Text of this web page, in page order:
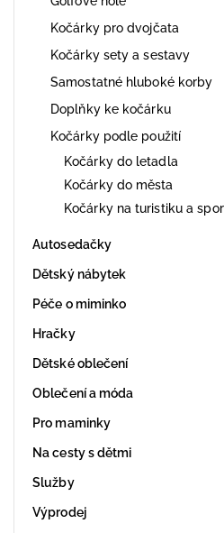
Kočárky pro dvojčata
Kočárky sety a sestavy
Samostatné hluboké korby
Doplňky ke kočárku
Kočárky podle použití
Kočárky do letadla
Kočárky do města
Kočárky na turistiku a
Autosedačky
Dětský nábytek
Péče o miminko
Hračky
Dětské oblečení
Oblečení a móda
Pro maminky
Na cesty s dětmi
Služby
Výprodej